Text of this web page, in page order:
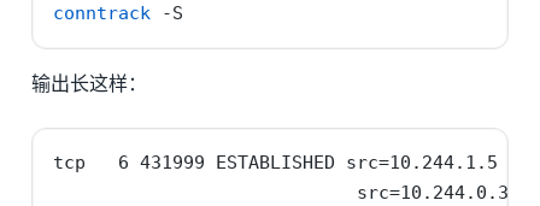
conntrack
-S
输出长这样：
tcp   6 431999 ESTABLISHED src=10.244.1.5
src=10.244.0.3